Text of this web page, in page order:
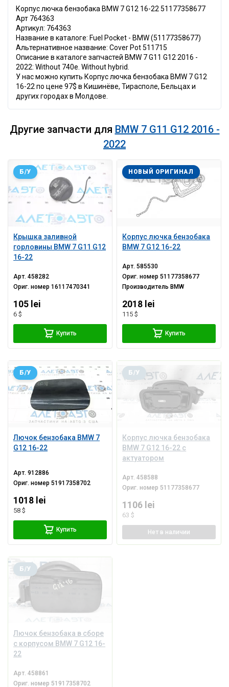
Корпус лючка бензобака BMW 7 G12 16-22 51177358677
Арт 764363
Артикул: 764363
Название в каталоге: Fuel Pocket - BMW (51177358677)
Альтернативное название: Cover Pot 511715
Описание в каталоге запчастей BMW 7 G11 G12 2016 -
2022: Without 740e. Without hybrid.
У нас можно купить Корпус лючка бензобака BMW 7 G12
16-22 по цене 97$ в Кишинёве, Тирасполе, Бельцах и
других городах в Молдове.
Другие запчасти для BMW 7 G11 G12 2016 -
2022
Крышка заливной
горловины BMW 7 G11 G12
16-22
Б/У
Арт.458282
Ориг. номер16117470341
105 lei
6 $
Купить
Корпус лючка бензобака
BMW 7 G12 16-22
НОВЫЙ ОРИГИНАЛ
Арт.585530
Ориг. номер51177358677
ПроизводительBMW
2018 lei
115 $
Купить
Лючок бензобака BMW 7
G12 16-22
Б/У
Арт.912886
Ориг. номер51917358702
1018 lei
58 $
Купить
Корпус лючка бензобака
BMW 7 G12 16-22 с
актуатором
Б/У
Арт.458588
Ориг. номер 51177358677
1106 lei
63 $
Нет в наличии
Лючок бензобака в сборе
с корпусом BMW 7 G12 16-
22
Б/У
Арт.458861
Ориг. номер 51917358702